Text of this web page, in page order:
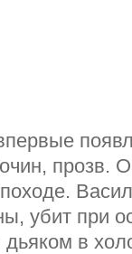
прозв.
убит при
в